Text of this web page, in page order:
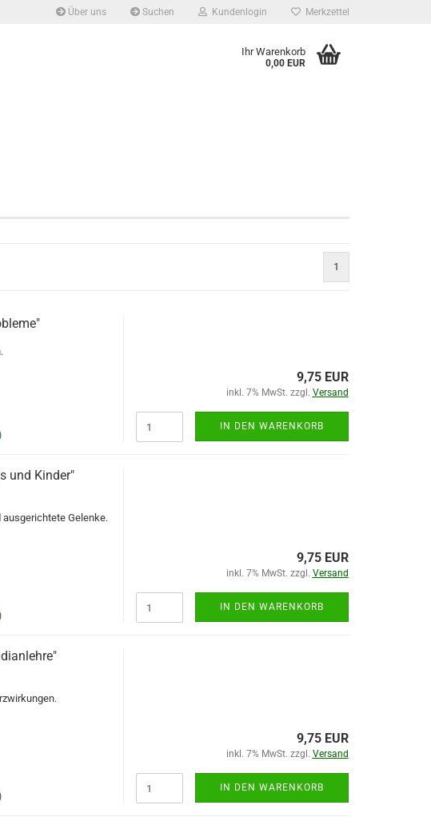
Über uns Suchen Kundenlogin Merkzettel
Ihr Warenkorb
0,00 EUR
1
9,75 EUR
inkl. 7% MwSt. zzgl. Versand
IN DEN WARENKORB
und Kinder"
ausgerichtete Gelenke.
9,75 EUR
inkl. 7% MwSt. zzgl. Versand
IN DEN WARENKORB
9,75 EUR
inkl. 7% MwSt. zzgl. Versand
IN DEN WARENKORB